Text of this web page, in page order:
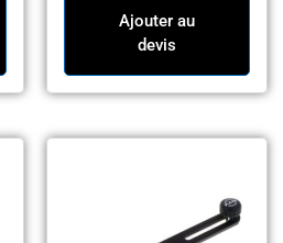
Ajouter au
devis